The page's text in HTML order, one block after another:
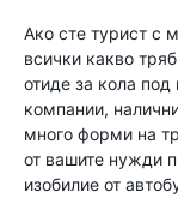
Ако сте турист с
всички какво
отиде за кола
компании,
много форми на
от вашите нужди
изобилие от